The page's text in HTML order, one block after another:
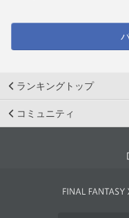
ランキングトップ
コミュニティ